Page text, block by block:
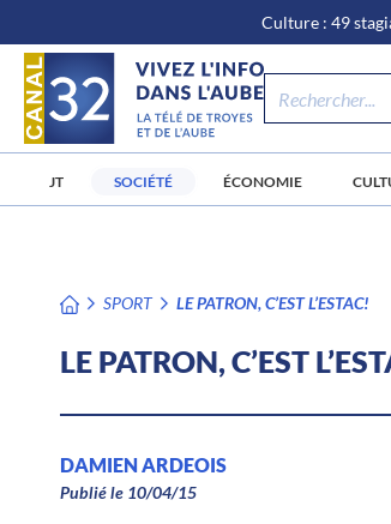
au
contenu
Culture : 49
JT SOCIÉTÉ ÉCONOMIE
SPORT LE PATRON, C’EST L’ESTAC!
LE PATRON, C’EST
DAMIEN ARDEOIS
Publié le 10/04/15